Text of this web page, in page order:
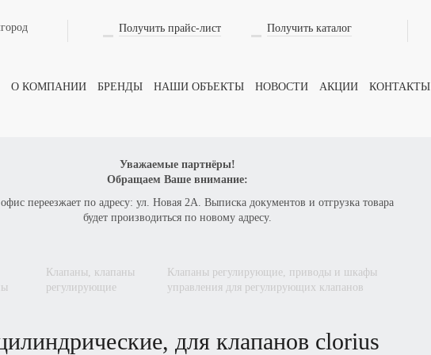
Получить прайс-лист Получить каталог
О КОМПАНИИ БРЕНДЫ НАШИ ОБЪЕКТЫ НОВОСТИ АКЦИИ КОНТАКТЫ
Уважаемые партнёры!
Обращаем Ваше внимание:
переезжает по адресу: ул. Новая 2А. Выписка документов и отгрузка товара
будет производиться по новому адресу.
клапаны, клапаны
регулирующие
клапаны регулирующие, приводы и шкафы
управления для регулирующих клапанов
для клапанов clorius